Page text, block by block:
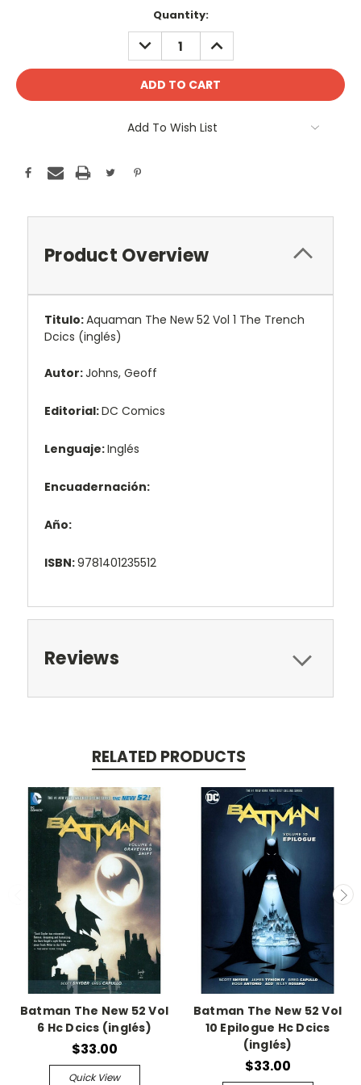
Quantity:
DECREASE
QUANTITY:
INCREASE
QUANTITY:
Add To Wish List
Product Overview
Titulo:Aquaman The New 52 Vol 1 The Trench
Dcics (inglés)
Autor:Johns, Geoff
Editorial:DC Comics
Lenguaje:Inglés
Encuadernación:
Año:
ISBN:9781401235512
Reviews
RELATED PRODUCTS
Batman The New 52 Vol
6 Hc Dcics (inglés)
$33.00
Quick View
Batman The New 52 Vol
10 Epilogue Hc Dcics
(inglés)
$33.00